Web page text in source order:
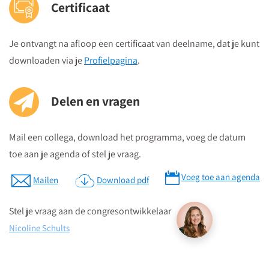
Dafna Azulai, onderwijsbeleidsmedewerker VPCO
veel zicht op het lesgeven in uw school?
Welke reflectieve vragen stimuleren professionele groei
Hoe maakt u korte lesbezoeken tot een vanzelfsprekend
onderdeel van uw leiderschap
D. Leerpsychologie voor de schoolleider
Jorinde Jelles
, onderwijsadviseur l Interim KC ZIEN in de klas
Hoe werkt leren eigenlijk in een meertalige context?
Hoe vertaalt u harde én zachte data naar effectieve
didactiek?
Wat kunt u als schoolleider doen om vanuit de
Certificaat
Je ontvangt na afloop een certificaat van deelname, dat je kunt
downloaden via jeProfielpagina.
Delen en vragen
Mail een collega, download het programma, voeg de datum
toe aan je agenda of stel je vraag.
Mailen Download pdf Voeg toe aan agenda
Stel je vraag aan de congresontwikkelaar
Nicoline Schults